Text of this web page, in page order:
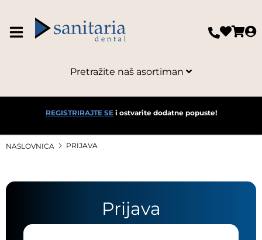
Pretražite naš asortiman
REGISTRIRAJTE SEi ostvarite dodatne popuste!
NASLOVNICA PRIJAVA
Prijava